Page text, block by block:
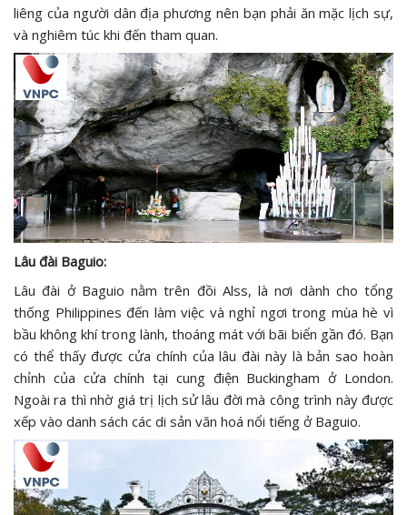
liêng của người dân địa phương nên bạn phải ăn mặc lịch sự,
và nghiêm túc khi đến tham quan.
Lâu đài Baguio:
Lâu đài ở Baguio nằm trên đồi Alss, là nơi dành cho tổng
thống Philippines đến làm việc và nghỉ ngơi trong mùa hè vì
bầu không khí trong lành, thoáng mát với bãi biển gần đó. Bạn
có thể thấy được cửa chính của lâu đài này là bản sao hoàn
chỉnh của cửa chính tại cung điện Buckingham ở London.
Ngoài ra thì nhờ giá trị lịch sử lâu đời mà công trình này được
xếp vào danh sách các di sản văn hoá nổi tiếng ở Baguio.